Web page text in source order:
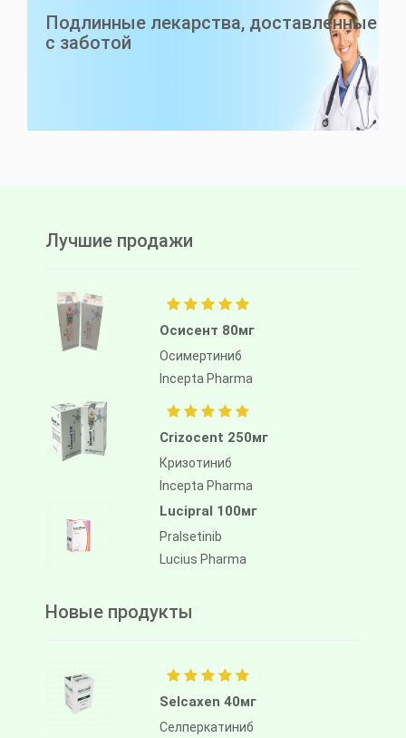
асциминиб
Алиассимини 40мг
асциминиб
Альянс Фарма
Подлинные лекарства, доставленные
с заботой
Лучшие продажи
Осисент 80мг
Осимертиниб
Incepta Pharma
Crizocent 250мг
Кризотиниб
Incepta Pharma
Lucipral 100мг
Pralsetinib
Lucius Pharma
Новые продукты
Selcaxen 40мг
Селперкатиниб